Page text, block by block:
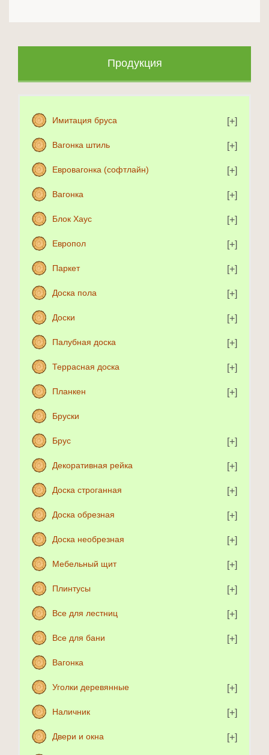
Продукция
Имитация бруса
Вагонка штиль
Евровагонка (софтлайн)
Вагонка
Блок Хаус
Европол
Паркет
Доска пола
Доски
Палубная доска
Террасная доска
Планкен
Бруски
Брус
Декоративная рейка
Доска строганная
Доска обрезная
Доска необрезная
Мебельный щит
Плинтусы
Все для лестниц
Все для бани
Вагонка
Уголки деревянные
Наличник
Двери и окна